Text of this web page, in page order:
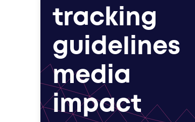
tracking
guidelines
media
impact